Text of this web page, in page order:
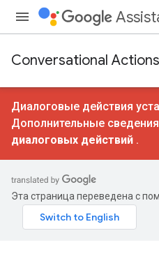
Conversational Actions
Диалоговые действия
Дополнительные
диалоговых действий .
Эта страница переведена с